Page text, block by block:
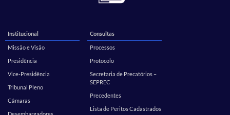
Institucional
Missão e Visão
Presidência
Vice-Presidência
Tribunal Pleno
Câmaras
Consultas
Processos
Protocolo
Secretaria de Precatórios –
SEPREC
Precedentes
Lista de Peritos Cadastrados